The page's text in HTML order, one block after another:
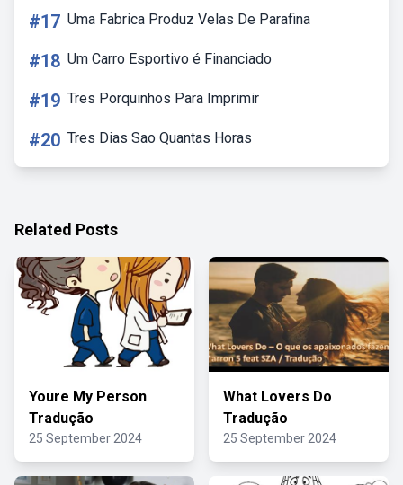
#17 Uma Fabrica Produz Velas De Parafina
#18 Um Carro Esportivo é Financiado
#19 Tres Porquinhos Para Imprimir
#20 Tres Dias Sao Quantas Horas
Related Posts
Youre My Person
Tradução
25 September 2024
What Lovers Do
Tradução
25 September 2024